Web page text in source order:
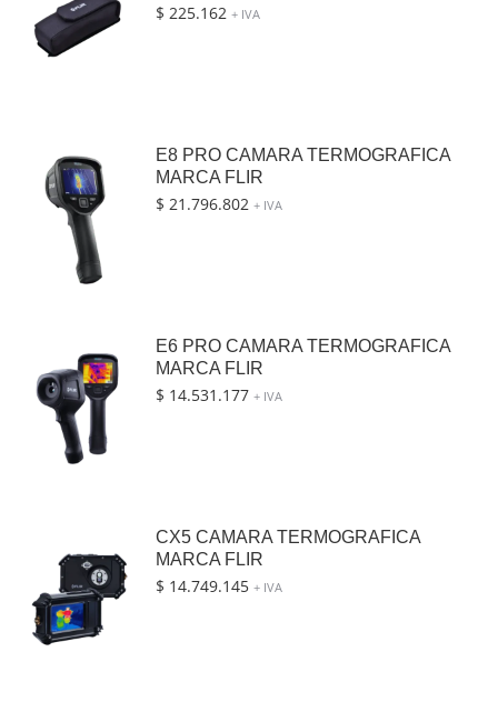
$ 225.162 + IVA
E8 PRO CAMARA TERMOGRAFICA
MARCA FLIR
$ 21.796.802 + IVA
E6 PRO CAMARA TERMOGRAFICA
MARCA FLIR
$ 14.531.177 + IVA
CX5 CAMARA TERMOGRAFICA
MARCA FLIR
$ 14.749.145 + IVA